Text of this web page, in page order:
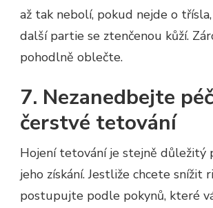
až tak nebolí, pokud nejde o
další partie se ztenčenou kůží.
pohodlně oblečte.
7. Nezanedbejte
čerstvé tetování
Hojení tetování je stejně důležitý
jeho získání. Jestliže chcete snížit
postupujte podle pokynů, které